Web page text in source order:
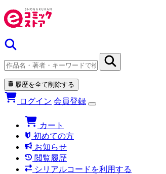
履歴を全て削除する
ログイン 会員登録
カート
初めての方
お知らせ
閲覧履歴
シリアルコードを利用する